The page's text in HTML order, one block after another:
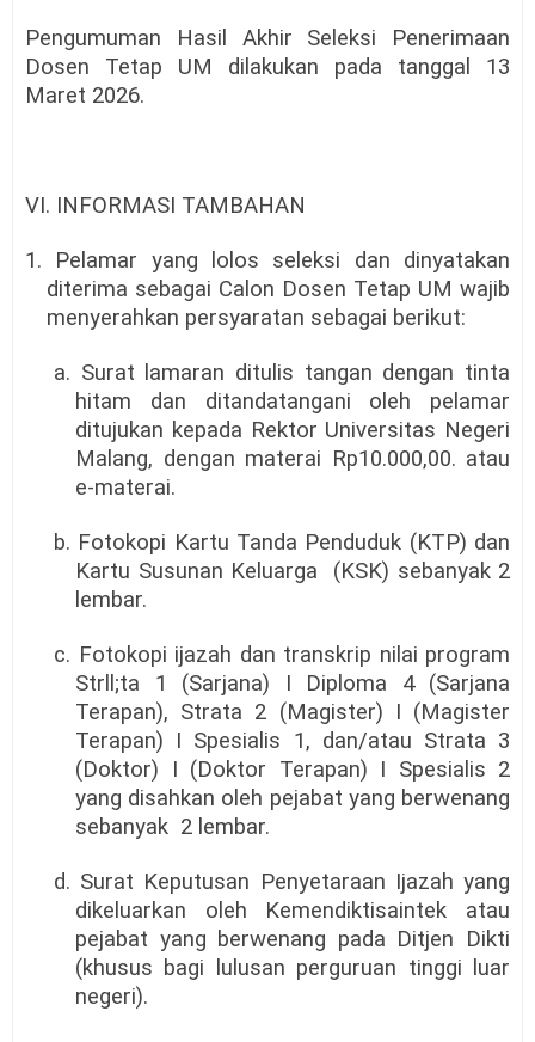
Pengumuman Hasil Akhir Seleksi Penerimaan
Dosen Tetap UM dilakukan pada tanggal 13
Maret 2026.
VI. INFORMASI TAMBAHAN
1. Pelamar yang lolos seleksi dan dinyatakan
diterima sebagai Calon Dosen Tetap UM wajib
menyerahkan persyaratan sebagai berikut:
a. Surat lamaran ditulis tangan dengan tinta
hitam dan ditandatangani oleh pelamar
ditujukan kepada Rektor Universitas Negeri
Malang, dengan materai Rp10.000,00. atau
e-materai.
b. Fotokopi Kartu Tanda Penduduk (KTP) dan
Kartu Susunan Keluarga
(KSK) sebanyak 2
lembar.
c. Fotokopi ijazah dan transkrip nilai program
Strll;ta 1 (Sarjana) I Diploma 4 (Sarjana
Terapan), Strata 2 (Magister) I (Magister
Terapan) I Spesialis 1, dan/atau Strata 3
(Doktor) I (Doktor Terapan) I Spesialis 2
yang disahkan oleh pejabat yang berwenang
sebanyak 2 lembar.
d. Surat Keputusan Penyetaraan Ijazah yang
dikeluarkan oleh Kemendiktisaintek atau
pejabat yang berwenang pada Ditjen Dikti
(khusus bagi lulusan perguruan tinggi luar
negeri).